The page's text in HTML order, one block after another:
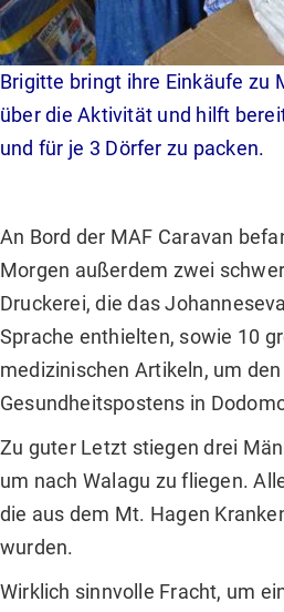
Brigitte bringt ihre Einkäufe zu
über die Aktivität und hilft
und für je 3 Dörfer zu packen.
An Bord der MAF Caravan
Morgen außerdem zwei
Druckerei, die das
Sprache enthielten, sowie 10
medizinischen Artikeln, um
Gesundheitspostens in
Zu guter Letzt stiegen drei
um nach Walagu zu fliegen.
die aus dem Mt. Hagen
wurden.
Wirklich sinnvolle Fracht, um